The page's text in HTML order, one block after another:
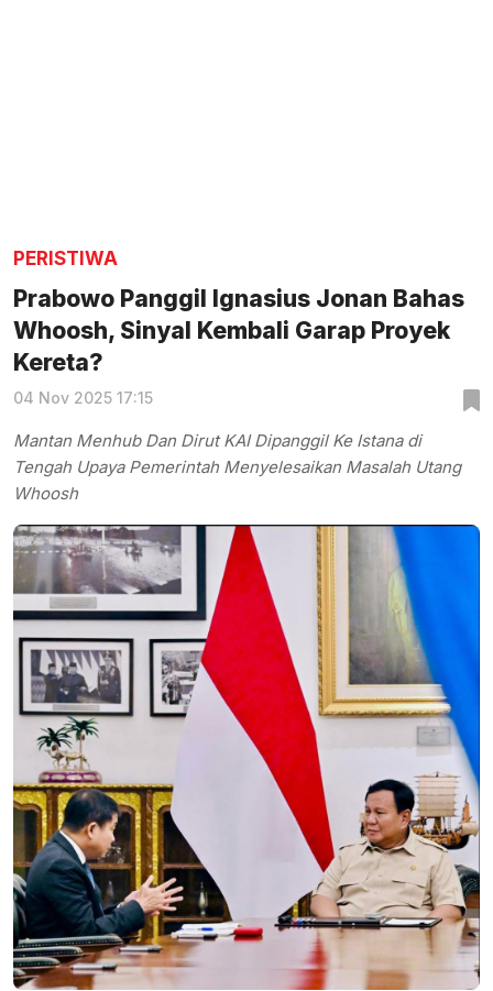
PERISTIWA
Prabowo Panggil Ignasius Jonan Bahas
Whoosh, Sinyal Kembali Garap Proyek
Kereta?
04 Nov 2025 17:15
Mantan Menhub Dan Dirut KAI Dipanggil Ke Istana di
Tengah Upaya Pemerintah Menyelesaikan Masalah Utang
Whoosh